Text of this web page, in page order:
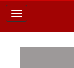
Toggle
navigation